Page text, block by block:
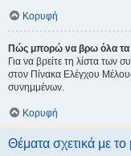
Κορυφή
Πώς μπορώ να βρω όλα τα
Για να βρείτε τη λίστα των
στον Πίνακα Ελέγχου
συνημμένων.
Κορυφή
Θέματα σχετικά με